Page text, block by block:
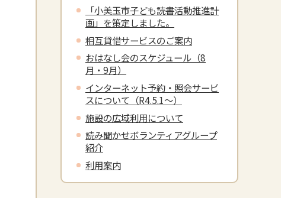
「小美玉市子ども読書活動推進計
画」を策定しました。
相互貸借サービスのご案内
おはなし会のスケジュール（8
月・9月）
インターネット予約・照会サービ
スについて（R4.5.1～）
施設の広域利用について
読み聞かせボランティアグループ
紹介
利用案内